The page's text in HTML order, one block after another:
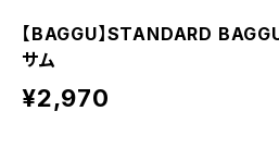
【BAGGU】STANDARD
サム
¥2,970